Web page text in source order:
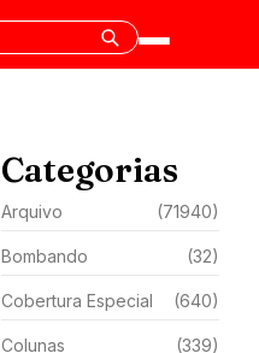
Categorias
Arquivo (71940)
Bombando (32)
Cobertura Especial (640)
Colunas (339)